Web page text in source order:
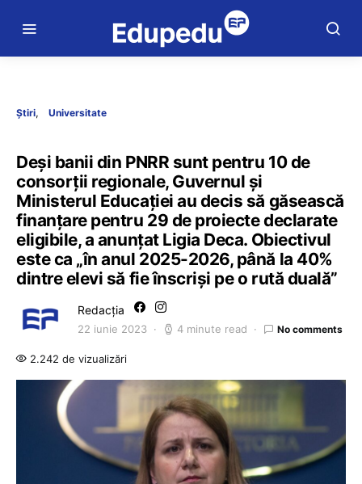
Știri Universitate
Deși banii din PNRR sunt pentru 10 de
consorții regionale, Guvernul și
Ministerul Educației au decis să găsească
finanțare pentru 29 de proiecte declarate
eligibile, a anunțat Ligia Deca. Obiectivul
este ca „în anul 2025-2026, până la 40%
dintre elevi să fie înscriși pe o rută duală”
Redacția
22 iunie 2023 4 minute read No comments
2.242 de vizualizări